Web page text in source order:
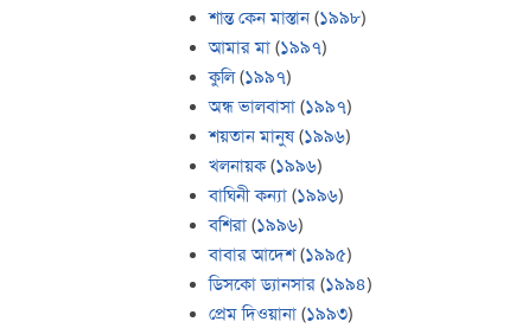
শান্ত কেন মাস্তান (১৯৯৮)
আমার মা (১৯৯৭)
কুলি(১৯৯৭)
অন্ধ ভালবাসা (১৯৯৭)
শয়তান মানুষ(১৯৯৬)
খলনায়ক(১৯৯৬)
বাঘিনী কন্যা (১৯৯৬)
বশিরা (১৯৯৬)
বাবার আদেশ(১৯৯৫)
ডিসকো ড্যানসার (১৯৯৪)
প্রেম দিওয়ানা (১৯৯৩)